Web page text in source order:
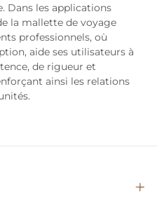
Dans les applications
la mallette de voyage
professionnels, où
aide ses utilisateurs à
de rigueur et
ainsi les relations